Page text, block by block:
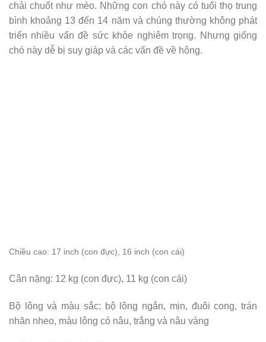
chải chuốt như mèo. Những con chó này có tuổi thọ trung
bình khoảng 13 đến 14 năm và chúng thường không phát
triển nhiều vấn đề sức khỏe nghiêm trọng. Nhưng giống
chó này dễ bị suy giáp và các vấn đề về hông.
Chiều cao: 17 inch (con đực), 16 inch (con cái)
Cân nặng: 12 kg (con đực), 11 kg (con cái)
Bộ lông và màu sắc: bộ lông ngắn, mịn, đuôi cong, trán
nhăn nheo, màu lông có nâu, trắng và nâu vàng